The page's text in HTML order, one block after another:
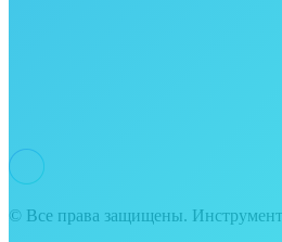
© Все права защищены.